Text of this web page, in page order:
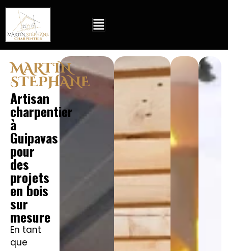
MARTIN
STEPHANE
Artisan
charpentier
à
Guipavas
pour
des
projets
en bois
sur
mesure
En tant
que